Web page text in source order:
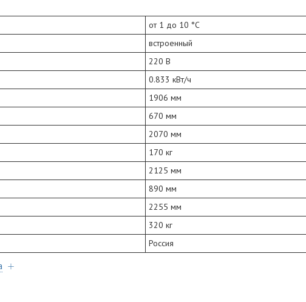
от 1 до 10 °C
встроенный
220 В
0.833 кВт/ч
1906 мм
670 мм
2070 мм
170 кг
2125 мм
890 мм
2255 мм
320 кг
Россия